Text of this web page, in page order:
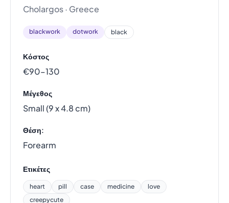
Cholargos · Greece
blackwork dotwork black
Κόστος
€90–130
Μέγεθος
Small (9 x 4.8 cm)
Θέση:
Forearm
Ετικέτες
heart pill case medicine
love
creepycute